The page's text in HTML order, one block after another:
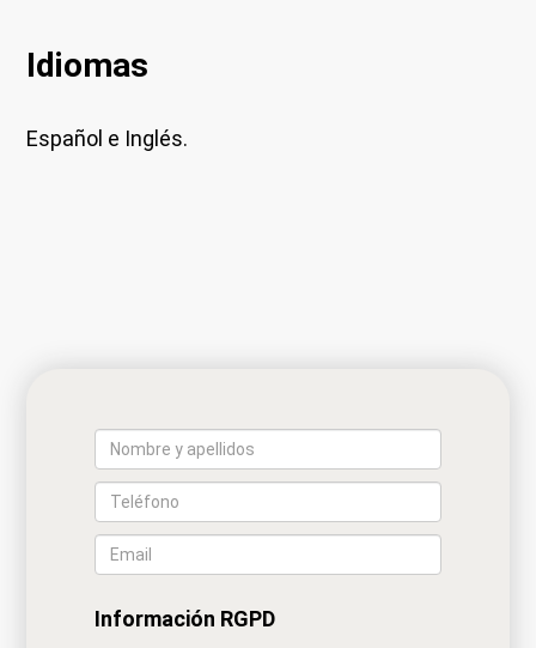
Idiomas
Español e Inglés.
Información RGPD